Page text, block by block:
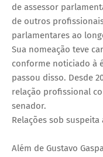
de assessor
de outros
parlamentares ao
Sua nomeação teve
conforme noticiado à
passou disso. Desde
relação profissional
senador.
Relações sob
Além de Gustavo